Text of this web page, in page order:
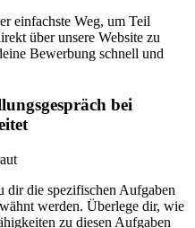
einfachste Weg, um Teil
über unsere Website zu
Bewerbung schnell und
bei
dir die spezifischen Aufgaben
werden. Überlege dir, wie
zu diesen Aufgaben